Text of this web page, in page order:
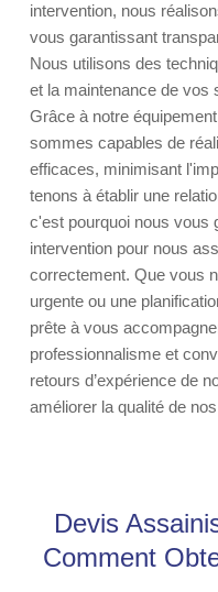
intervention, nous
vous garantissant
Nous utilisons des
et la maintenance de
Grâce à notre
sommes capables de
efficaces, minimisant
tenons à établir une
c'est pourquoi nous vous
intervention pour nous
correctement. Que vous
urgente ou une
prête à vous
professionnalisme et
retours d’expérience de
améliorer la qualité de
Devis
Comment